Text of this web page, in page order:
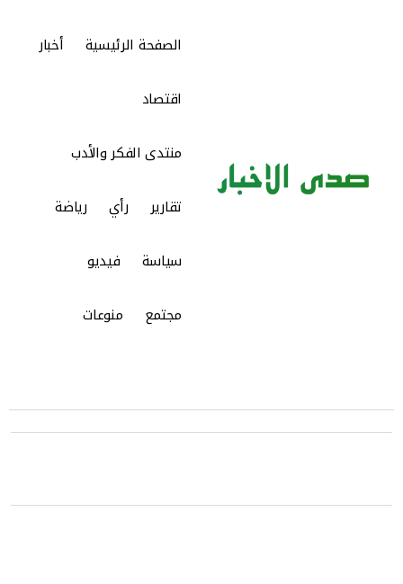
الصفحة الرئيسية أخبار
اقتصاد
منتدى الفكر والأدب
تقارير رأي رياضة
سياسة فيديو
مجتمع منوعات